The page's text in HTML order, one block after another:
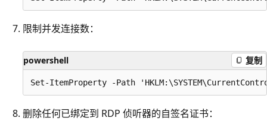
限制并发连接数：
powershell 复制
删除任何已绑定到 RDP 侦听器的自签名证书：